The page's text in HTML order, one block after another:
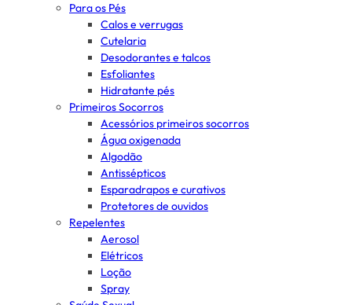
Para os Pés
Calos e verrugas
Cutelaria
Desodorantes e talcos
Esfoliantes
Hidratante pés
Primeiros Socorros
Acessórios primeiros socorros
Água oxigenada
Algodão
Antissépticos
Esparadrapos e curativos
Protetores de ouvidos
Repelentes
Aerosol
Elétricos
Loção
Spray